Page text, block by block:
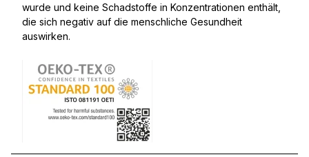
wurde und keine Schadstoffe in Konzentrationen enthält,
die sich negativ auf die menschliche Gesundheit
auswirken.